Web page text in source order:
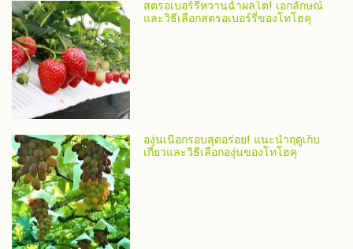
สตรอเบอร์รี่หวานฉ่ำผลโต! เอกลักษณ์
และวิธีเลือกสตรอเบอร์รี่ของโทโฮคุ
องุ่นเนื้อกรอบสุดอร่อย! แนะนำฤดูเก็บ
เกี่ยวและวิธีเลือกองุ่นของโทโฮคุ